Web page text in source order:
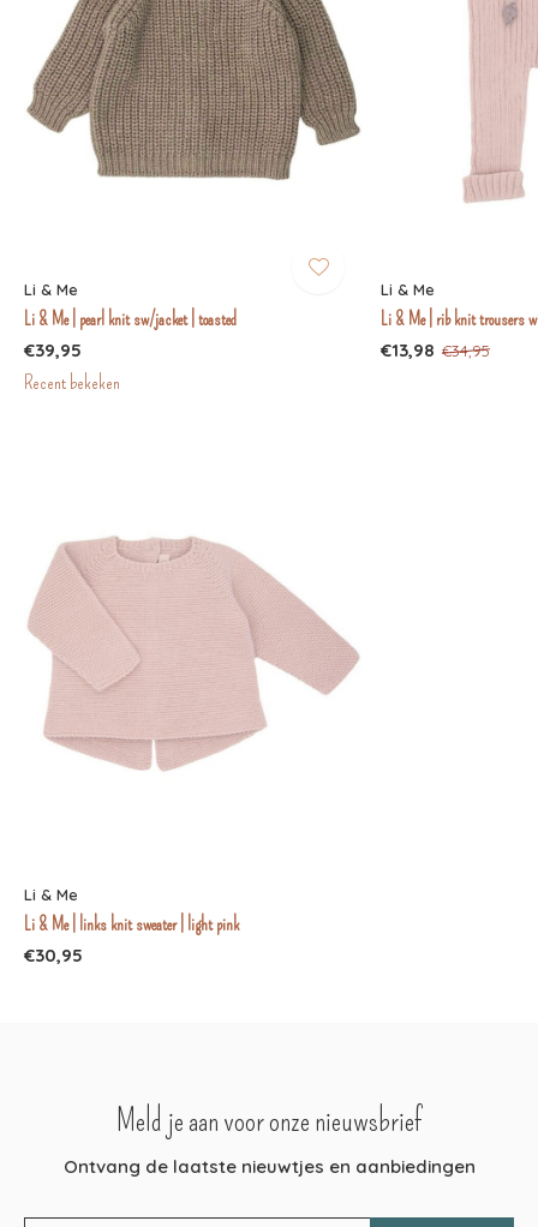
Li & Me
Li & Me | pearl knit sw/jacket | toasted
€39,95
Li & Me
Li & Me | rib knit trousers
€13,98 €34,95
Recent bekeken
Li & Me
Li & Me | links knit sweater | light pink
€30,95
Meld je aan voor onze nieuwsbrief
Ontvang de laatste nieuwtjes en aanbiedingen